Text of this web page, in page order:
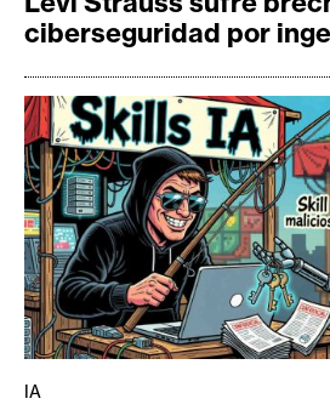
ciberseguridad por
IA